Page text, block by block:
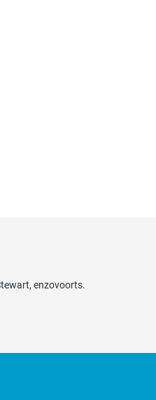
enzovoorts.